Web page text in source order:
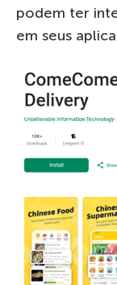
podem ter
em seus